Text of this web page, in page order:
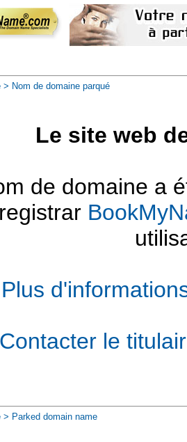
> Nom de domaine parqué
Le site web
de domaine a
Plus
Contacter le
> Parked domain name